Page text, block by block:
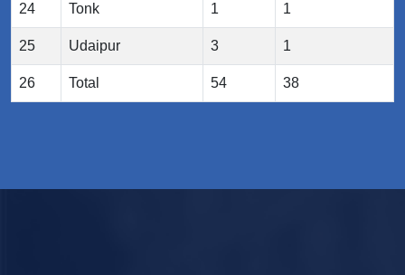
24 Tonk 1 1
25 Udaipur 3 1
26 Total 54 38